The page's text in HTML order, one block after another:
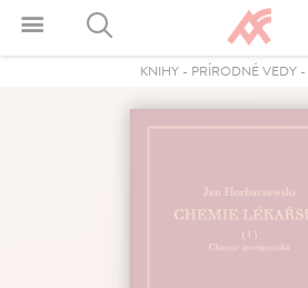
KNIHY- PRÍRODNÉ VEDY-